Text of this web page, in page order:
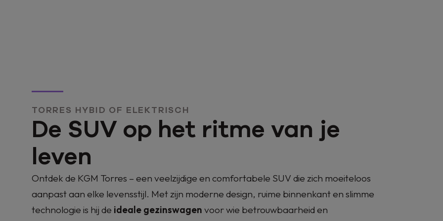
TORRES HYBID OF ELEKTRISCH
De SUV op het ritme van je
leven
Ontdek de KGM Torres – een veelzijdige en comfortabele SUV die zich moeiteloos
aanpast aan elke levensstijl. Met zijn moderne design, ruime binnenkant en slimme
technologie is hij de ideale gezinswagen voor wie betrouwbaarheid en